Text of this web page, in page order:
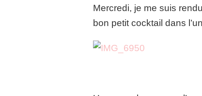
Mercredi, je me suis
bon petit cocktail dans